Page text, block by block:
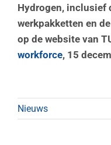
Hydrogen, inclusief
werkpakketten en
op de website van
workforce, 15
Nieuws